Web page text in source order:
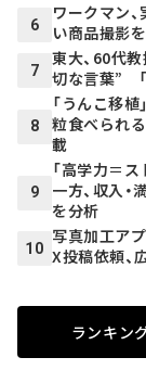
6
ワークマン
い商品撮影
7
東大、60代
切な言葉”
8
「うんこ移
粒食べられ
載
9
「高学力＝
一方、収入
を分析
10
写真加工ア
X投稿依頼
ランキン